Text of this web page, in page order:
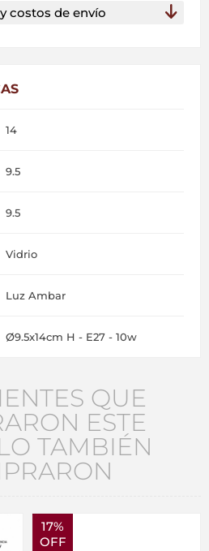
costos de envío
14
9.5
9.5
Vidrio
Luz Ambar
Ø9.5x14cm H - E27 - 10w
QUE
ESTE
TAMBIÉN
17%
OFF